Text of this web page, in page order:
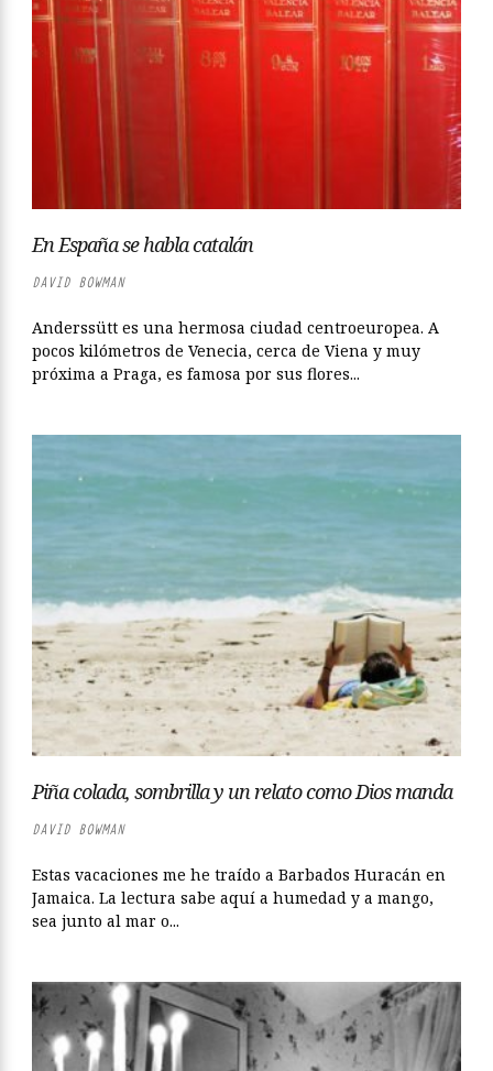
En España se habla catalán
DAVID BOWMAN
Anderssütt es una hermosa ciudad centroeuropea. A
pocos kilómetros de Venecia, cerca de Viena y muy
próxima a Praga, es famosa por sus flores...
Piña colada, sombrilla y un relato como Dios manda
DAVID BOWMAN
Estas vacaciones me he traído a Barbados Huracán en
Jamaica. La lectura sabe aquí a humedad y a mango,
sea junto al mar o...